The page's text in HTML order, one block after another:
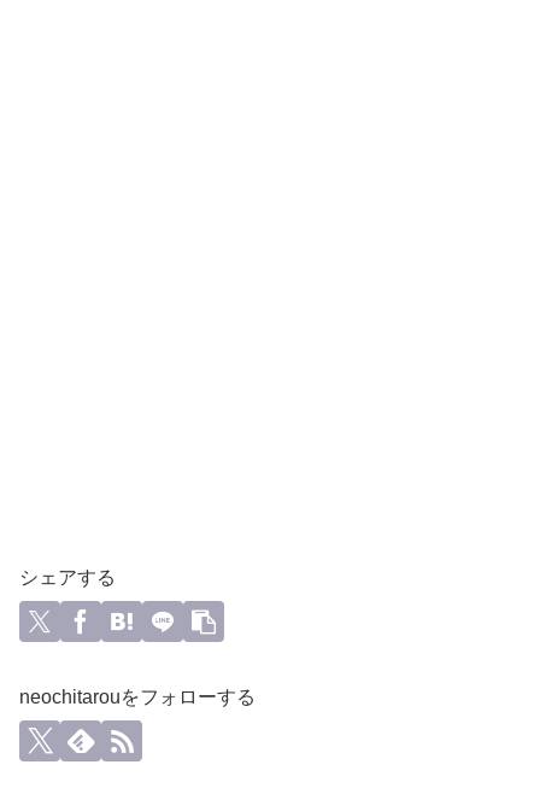
シェアする
neochitarouをフォローする